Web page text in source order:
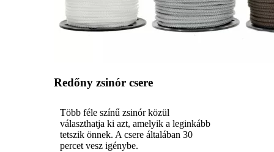
Redőny zsinór csere
Több féle színű zsinór közül
választhatja ki azt, amelyik a leginkább
tetszik önnek. A csere általában 30
percet vesz igénybe.